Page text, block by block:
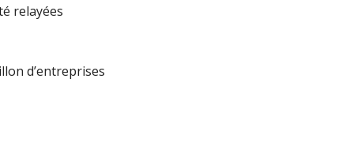
relayées
d’entreprises